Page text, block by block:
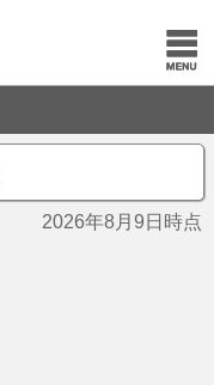
2026年8月9日時点